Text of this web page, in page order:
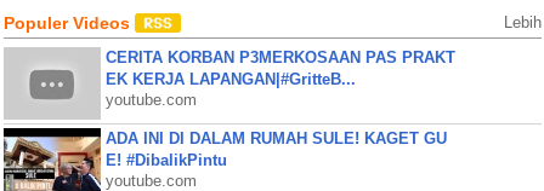
Populer Videos Lebih
CERITA KORBAN P3MERKOSAAN PAS PRAKT
EK KERJA LAPANGAN|#GritteB...
youtube.com
ADA INI DI DALAM RUMAH SULE! KAGET GU
E! #DibalikPintu
youtube.com